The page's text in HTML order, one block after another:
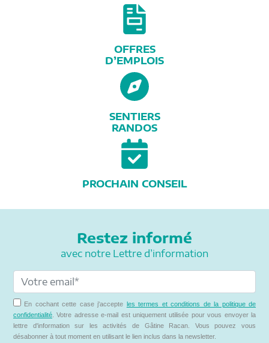
OFFRES
D’EMPLOIS
SENTIERS
RANDOS
PROCHAIN CONSEIL
Restez informé
avec notre Lettre d’information
En cochant cette case j'accepte les termes et conditions de la politique de
confidentialité . Votre adresse e-mail est uniquement utilisée pour vous envoyer la
lettre d'information sur les activités de Gâtine Racan. Vous pouvez vous
désabonner à tout moment en utilisant le lien inclus dans la newsletter.